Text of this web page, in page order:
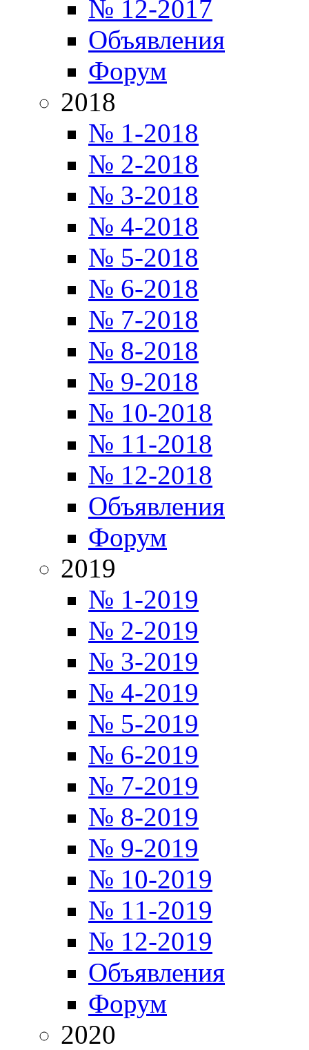
№ 12-2017
Объявления
Форум
2018
№ 1-2018
№ 2-2018
№ 3-2018
№ 4-2018
№ 5-2018
№ 6-2018
№ 7-2018
№ 8-2018
№ 9-2018
№ 10-2018
№ 11-2018
№ 12-2018
Объявления
Форум
2019
№ 1-2019
№ 2-2019
№ 3-2019
№ 4-2019
№ 5-2019
№ 6-2019
№ 7-2019
№ 8-2019
№ 9-2019
№ 10-2019
№ 11-2019
№ 12-2019
Объявления
Форум
2020